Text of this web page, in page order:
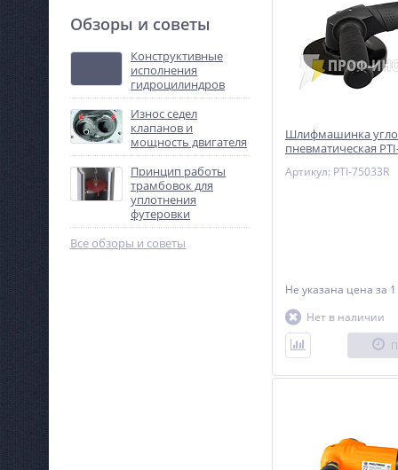
Обзоры и советы
Конструктивные
исполнения
гидроцилиндров
Износ седел
клапанов и
мощность двигателя
Принцип работы
трамбовок для
уплотнения
футеровки
Все обзоры и советы
Шлифмашинка
пневматическая
тяжелых условий
Артикул: PTI-75033R
Не указана цена за 1
Нет в наличии